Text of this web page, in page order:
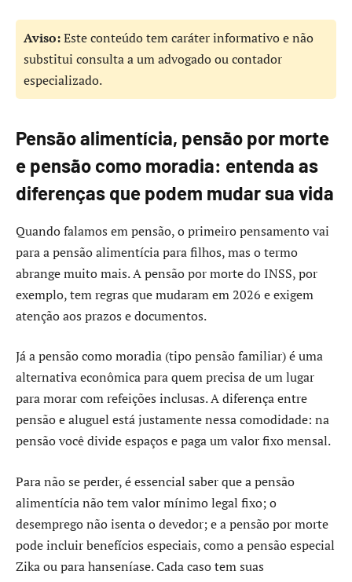
Aviso:Este conteúdo tem caráter informativo e não
substitui consulta a um advogado ou contador
especializado.
Pensão alimentícia, pensão por morte
e pensão como moradia: entenda as
diferenças que podem mudar sua vida
Quando falamos em pensão, o primeiro pensamento vai
para a pensão alimentícia para filhos, mas o termo
abrange muito mais. A pensão por morte do INSS, por
exemplo, tem regras que mudaram em 2026 e exigem
atenção aos prazos e documentos.
Já a pensão como moradia (tipo pensão familiar) é uma
alternativa econômica para quem precisa de um lugar
para morar com refeições inclusas. A diferença entre
pensão e aluguel está justamente nessa comodidade: na
pensão você divide espaços e paga um valor fixo mensal.
Para não se perder, é essencial saber que a pensão
alimentícia não tem valor mínimo legal fixo; o
desemprego não isenta o devedor; e a pensão por morte
pode incluir benefícios especiais, como a pensão especial
Zika ou para hanseníase. Cada caso tem suas